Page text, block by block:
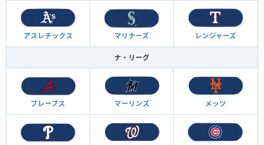
アスレチックス マリナーズ レンジャーズ
ナ・リーグ
ブレーブス マーリンズ メッツ